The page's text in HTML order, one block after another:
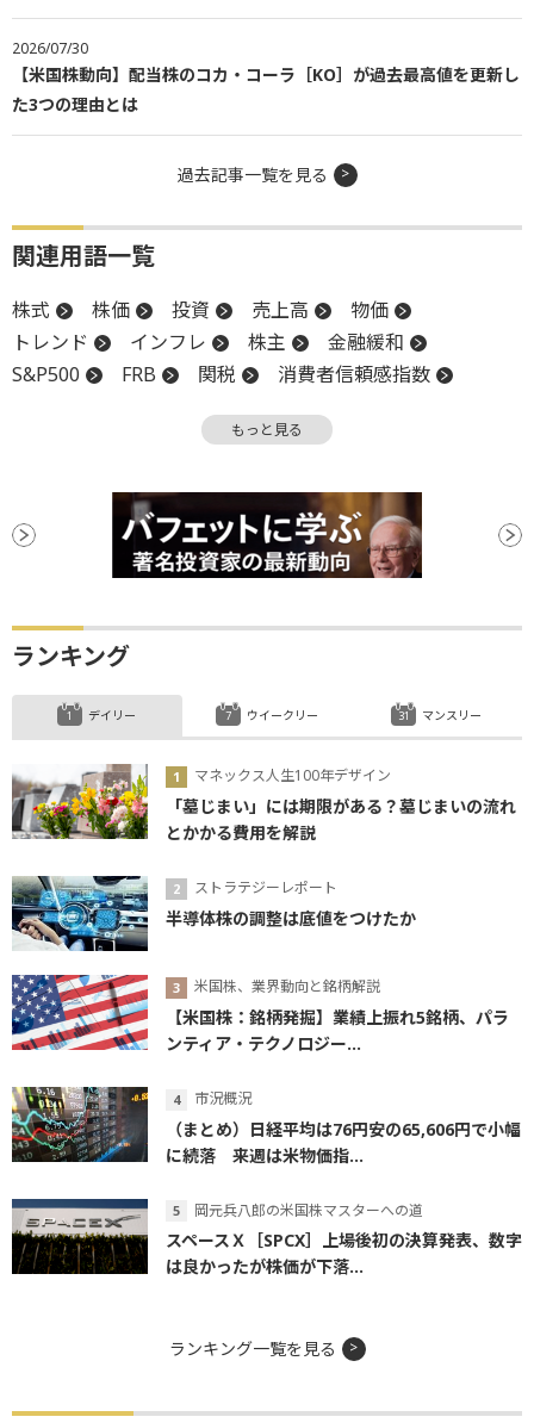
2026/07/30
【米国株動向】配当株のコカ・コーラ［KO］が過去最高値を更新し
た3つの理由とは
過去記事一覧を見る
関連用語一覧
株式 株価 投資 売上高
物価
トレンド
インフレ 株主
金融緩和
S&P500
FRB 関税
消費者信頼感指数
もっと見る
ランキング
デイリー
マネックス人生100年デザイン
「墓じまい」には期限がある？墓じまいの流れ
とかかる費用を解説
ストラテジーレポート
半導体株の調整は底値をつけたか
米国株、業界動向と銘柄解説
【米国株：銘柄発掘】業績上振れ5銘柄、パラ
ンティア・テクノロジー...
市況概況
（まとめ）日経平均は76円安の65,606円で小幅
に続落 来週は米物価指...
岡元兵八郎の米国株マスターへの道
スペースＸ［SPCX］上場後初の決算発表、数字
は良かったが株価が下落...
ウイークリー マンスリー
ランキング一覧を見る